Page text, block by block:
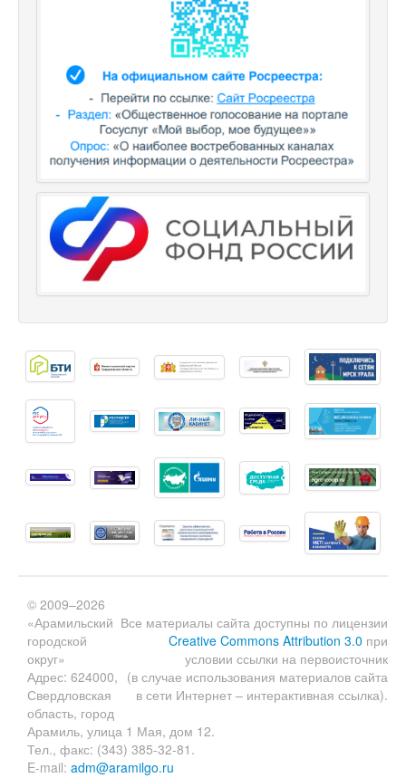
Все материалы сайта доступны по лицензии
Creative Commons Attribution 3.0 при
условии ссылки на первоисточник
(в случае использования материалов сайта
в сети Интернет – интерактивная ссылка).
© 2009–2026
«Арамильский
городской
округ»
Адрес: 624000,
Свердловская
область, город
Арамиль, улица 1 Мая, дом 12.
Тел., факс: (343) 385-32-81.
E-mail: adm@aramilgo.ru